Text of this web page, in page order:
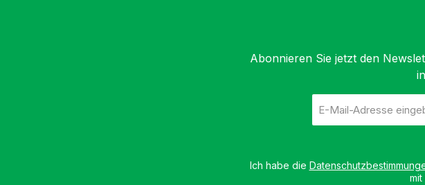
Abonnieren Sie jetzt den
Mail-
Adresse
Ich habe die